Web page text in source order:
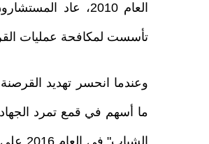
العام 2010، عاد
تأسست لمكافحة عمليات القرصنة
وعندما انحسر تهديد